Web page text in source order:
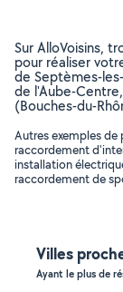
Sur AlloVoisins,
pour réaliser
de Septèmes-
de l'Aube-
(Bouches-du-
Autres exemples de
raccordement
installation
raccordement de
Villes
Ayant le plus de